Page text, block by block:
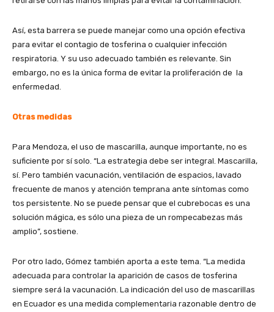
Así, esta barrera se puede manejar como una opción efectiva
para evitar el contagio de tosferina o cualquier infección
respiratoria. Y su uso adecuado también es relevante. Sin
embargo, no es la única forma de evitar la proliferación de la
enfermedad.
Otras medidas
Para Mendoza, el uso de mascarilla, aunque importante, no es
suficiente por sí solo. “La estrategia debe ser integral. Mascarilla,
sí. Pero también vacunación, ventilación de espacios, lavado
frecuente de manos y atención temprana ante síntomas como
tos persistente. No se puede pensar que el cubrebocas es una
solución mágica, es sólo una pieza de un rompecabezas más
amplio”, sostiene.
Por otro lado, Gómez también aporta a este tema. “La medida
adecuada para controlar la aparición de casos de tosferina
siempre será la vacunación. La indicación del uso de mascarillas
en Ecuador es una medida complementaria razonable dentro de